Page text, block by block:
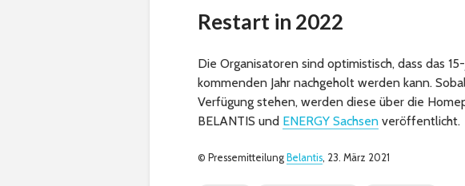
Restart in 2022
Die Organisatoren sind optimistisch, dass das
kommenden Jahr nachgeholt werden kann.
Verfügung stehen, werden diese über die
BELANTIS und ENERGY Sachsen veröffentlicht.
© Pressemitteilung Belantis, 23. März 2021